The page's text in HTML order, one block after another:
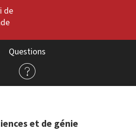
de
Questions
et de génie